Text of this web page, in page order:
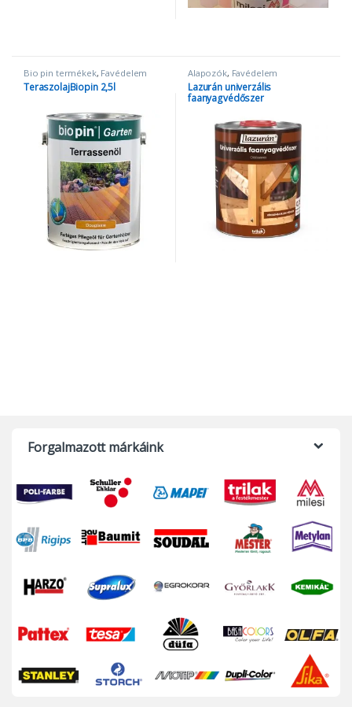
Bio pin termékek, Favédelem
TeraszolajBiopin 2,5l
Alapozók, Favédelem
Lazurán univerzális
faanyagvédőszer
Forgalmazott márkáink